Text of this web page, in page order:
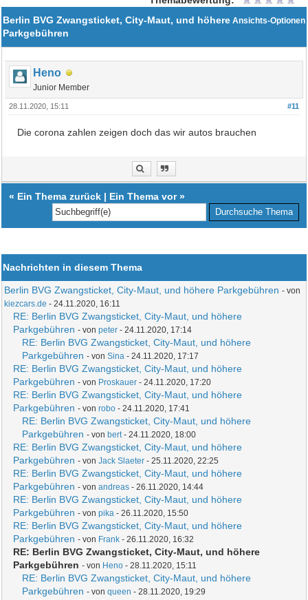
Ansichts-Optionen
Berlin BVG Zwangsticket, City-Maut, und höhere
Parkgebühren
Heno
Junior Member
#11
28.11.2020, 15:11
Die corona zahlen zeigen doch das wir autos brauchen
« Ein Thema zurück | Ein Thema vor»
Nachrichten in diesem Thema
Berlin BVG Zwangsticket, City-Maut, und höhere Parkgebühren - von
kiezcars.de - 24.11.2020, 16:11
RE: Berlin BVG Zwangsticket, City-Maut, und höhere
Parkgebühren - vonpeter - 24.11.2020, 17:14
RE: Berlin BVG Zwangsticket, City-Maut, und höhere
Parkgebühren - vonSina - 24.11.2020, 17:17
RE: Berlin BVG Zwangsticket, City-Maut, und höhere
Parkgebühren - von Proskauer - 24.11.2020, 17:20
RE: Berlin BVG Zwangsticket, City-Maut, und höhere
Parkgebühren - vonrobo - 24.11.2020, 17:41
RE: Berlin BVG Zwangsticket, City-Maut, und höhere
Parkgebühren - von bert- 24.11.2020, 18:00
RE: Berlin BVG Zwangsticket, City-Maut, und höhere
Parkgebühren - vonJack Slaeter - 25.11.2020, 22:25
RE: Berlin BVG Zwangsticket, City-Maut, und höhere
Parkgebühren - vonandreas - 26.11.2020, 14:44
RE: Berlin BVG Zwangsticket, City-Maut, und höhere
Parkgebühren - vonpika - 26.11.2020, 15:50
RE: Berlin BVG Zwangsticket, City-Maut, und höhere
Parkgebühren - von Frank - 26.11.2020, 16:32
RE: Berlin BVG Zwangsticket, City-Maut, und höhere
Parkgebühren - von Heno - 28.11.2020, 15:11
RE: Berlin BVG Zwangsticket, City-Maut, und höhere
Parkgebühren - vonqueen - 28.11.2020, 19:29